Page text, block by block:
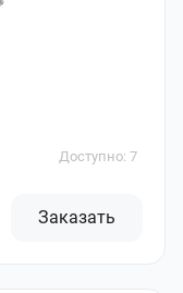
Доступно: 7
Заказать